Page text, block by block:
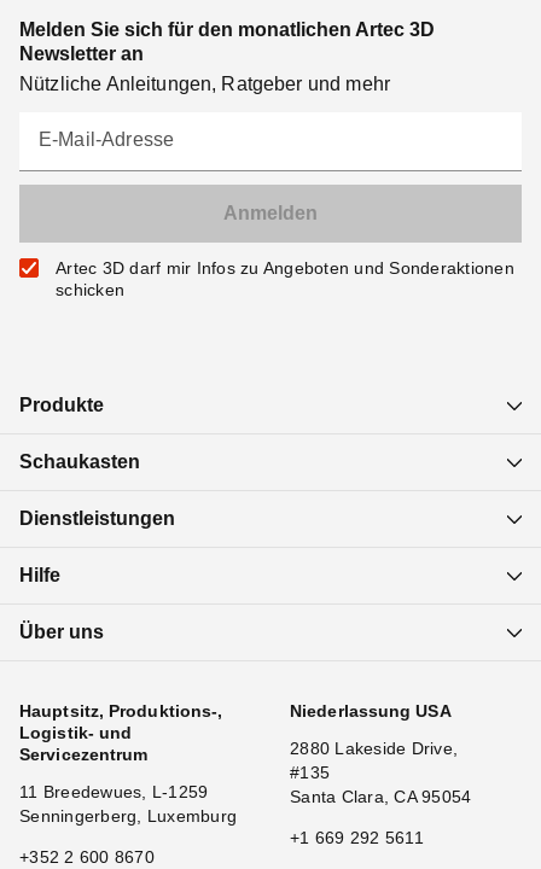
Melden Sie sich für den monatlichen Artec 3D
Newsletter an
Nützliche Anleitungen, Ratgeber und mehr
E-Mail-Adresse
Artec 3D darf mir Infos zu Angeboten und Sonderaktionen
schicken
Produkte
Schaukasten
Dienstleistungen
Hilfe
Über uns
Hauptsitz, Produktions-,
Logistik- und
Servicezentrum
11 Breedewues, L-1259
Senningerberg, Luxemburg
+352 2 600 8670
Niederlassung USA
2880 Lakeside Drive,
#135
Santa Clara, CA 95054
+1 669 292 5611